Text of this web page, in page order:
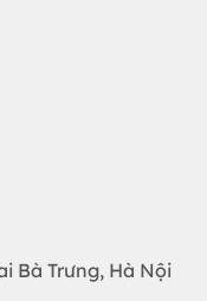
Bà Trưng, Hà Nội